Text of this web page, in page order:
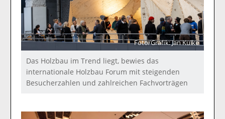
Foto/Grafik: Jan Kulke
Das Holzbau im Trend liegt, bewies das
internationale Holzbau Forum mit steigenden
Besucherzahlen und zahlreichen Fachvorträgen